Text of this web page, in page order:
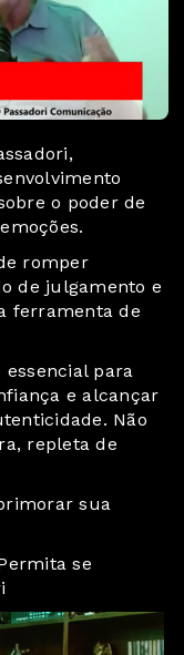
o poder de
romper
de julgamento e
ferramenta de
para
e alcançar
Não
repleta de
sua
se